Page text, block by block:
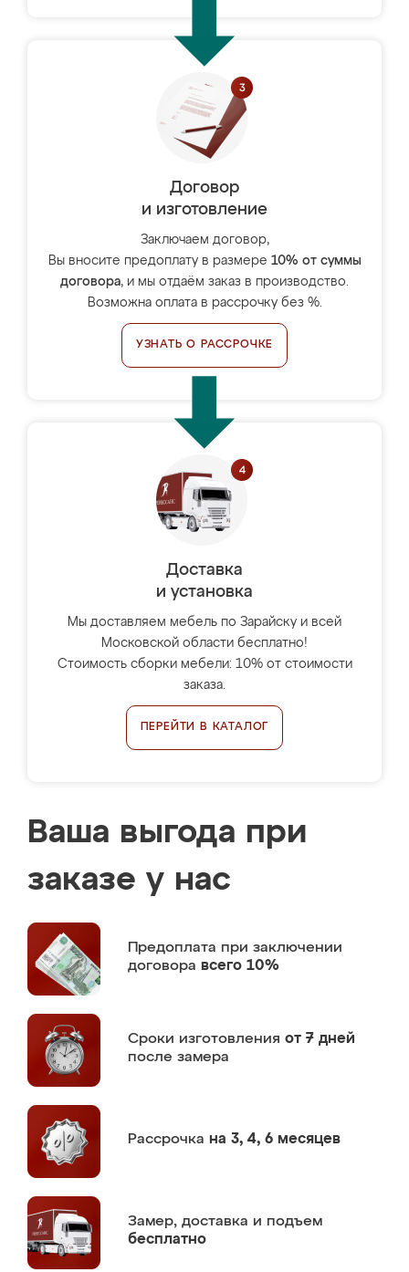
Договор
и изготовление
Заключаем договор,
Вы вносите предоплату в размере 10% от суммы
договора, и мы отдаём заказ в производство.
Возможна оплата в рассрочку без %.
УЗНАТЬ О РАССРОЧКЕ
Доставка
и установка
Мы доставляем мебель по Зарайску и всей
Московской области бесплатно!
Стоимость сборки мебели: 10% от стоимости
заказа.
ПЕРЕЙТИ В КАТАЛОГ
Ваша выгода при
заказе у нас
Предоплата при заключении
договора всего 10%
Сроки изготовления от 7 дней
после замера
Рассрочка на 3, 4, 6 месяцев
Замер, доставка и подъем
бесплатно